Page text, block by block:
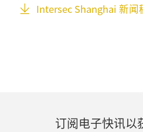
Intersec Shanghai 新闻
订阅电子快讯以